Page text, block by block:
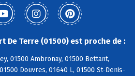
De Terre (01500) est proche de :
01500 Ambronay, 01500 Bettant,
Douvres, 01640 L, 01500 St-Denis-